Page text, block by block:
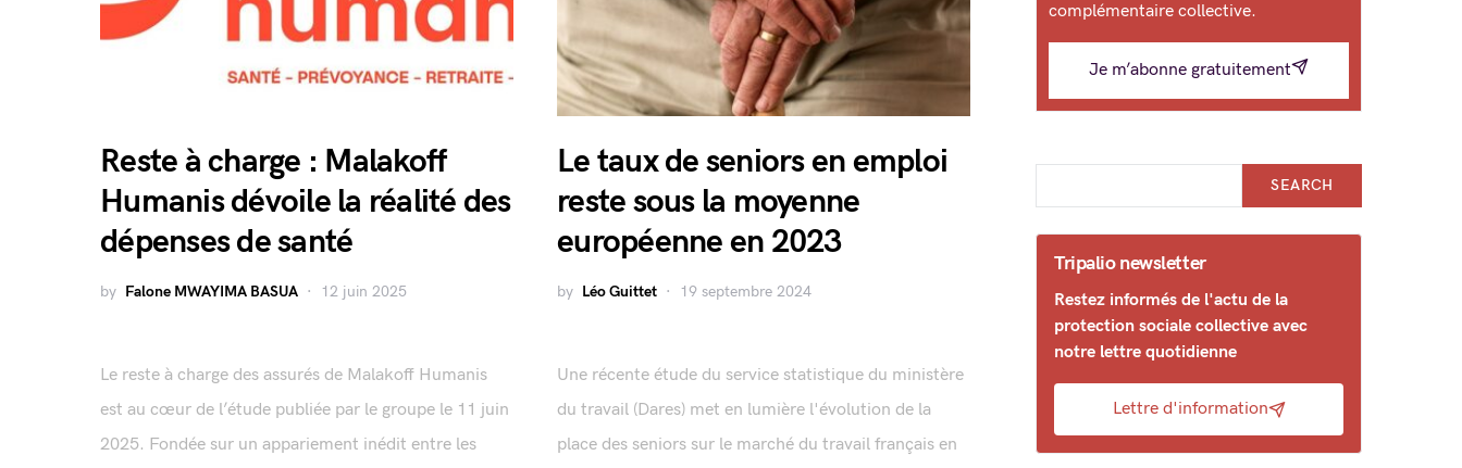
Reste à charge : Malakoff
Humanis dévoile la réalité des
dépenses de santé
by Falone MWAYIMA BASUA 12 juin 2025
Le reste à charge des assurés de Malakoff Humanis
est au cœur de l’étude publiée par le groupe le 11 juin
2025. Fondée sur un appariement inédit entre les
Le taux de seniors en emploi
reste sous la moyenne
européenne en 2023
by Léo Guittet 19 septembre 2024
Une récente étude du service statistique du ministère
du travail (Dares) met en lumière l'évolution de la
place des seniors sur le marché du travail français en
complémentaire collective.
Je m’abonne gratuitement
SEARCH
Tripalio newsletter
Restez informés de l'actu de la
protection sociale collective avec
notre lettre quotidienne
Lettre d'information